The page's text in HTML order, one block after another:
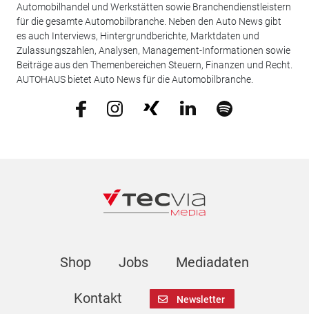
Automobilhandel und Werkstätten sowie Branchendienstleistern
für die gesamte Automobilbranche. Neben den Auto News gibt
es auch Interviews, Hintergrundberichte, Marktdaten und
Zulassungszahlen, Analysen, Management-Informationen sowie
Beiträge aus den Themenbereichen Steuern, Finanzen und Recht.
AUTOHAUS bietet Auto News für die Automobilbranche.
Shop Jobs Mediadaten
Kontakt Newsletter